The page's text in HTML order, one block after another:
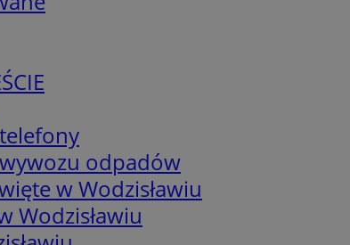
odpadów
w Wodzisławiu
Wodzisławiu